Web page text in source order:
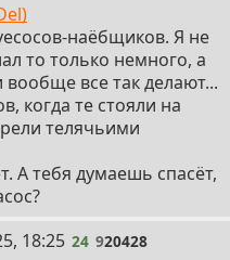
наёбщиков. Я не
то только немного, а
все так делают...
когда те стояли на
телячьими
А тебя думаешь спасёт,
18:25 24 920428